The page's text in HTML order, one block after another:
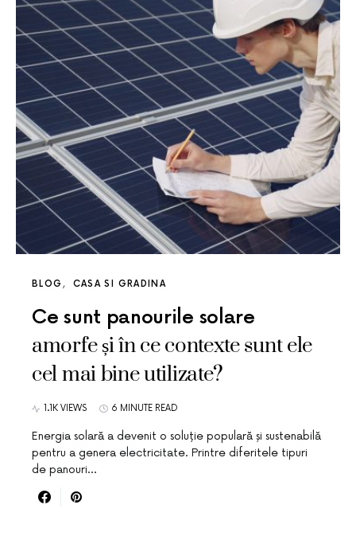
BLOG CASA SI GRADINA
Ce sunt panourile solare
amorfe și în ce contexte sunt ele
cel mai bine utilizate?
1.1K VIEWS 6 MINUTE READ
Energia solară a devenit o soluție populară și sustenabilă
pentru a genera electricitate. Printre diferitele tipuri
de panouri…